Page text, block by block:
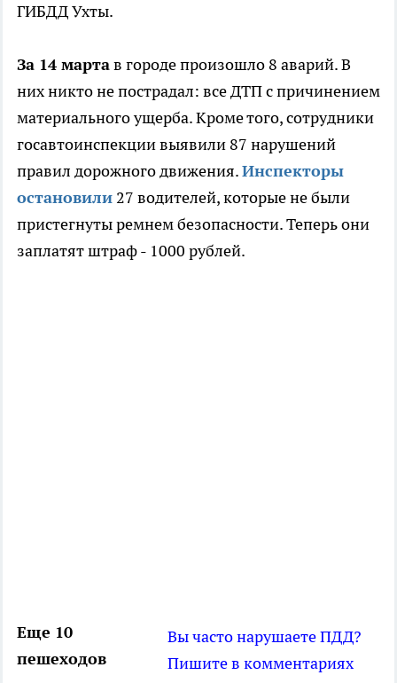
ГИБДД Ухты.
За 14 мартав городе произошло 8 аварий. В
них никто не пострадал: все ДТП с причинением
материального ущерба. Кроме того, сотрудники
госавтоинспекции выявили 87 нарушений
правил дорожного движения.Инспекторы
остановили 27 водителей, которые не были
пристегнуты ремнем безопасности. Теперь они
заплатят штраф - 1000 рублей.
Вы часто нарушаете ПДД?
Пишите в комментариях
Еще 10
пешеходов